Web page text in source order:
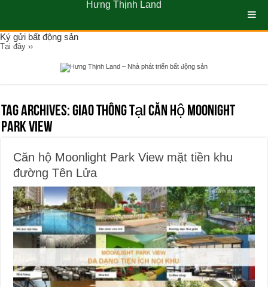
Ký gửi bất động sản
Tại đây ››
Tag Archives:giao thông tại Căn Hộ Moonight
Park View
Căn hộ Moonlight Park View mặt tiền khu
đường Tên Lửa
Hưng Thịnh Land